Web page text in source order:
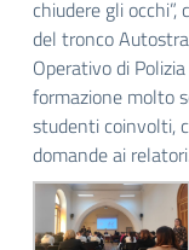
chiudere gli
del tronco
Operativo di
formazione molto
studenti coinvolti,
domande ai